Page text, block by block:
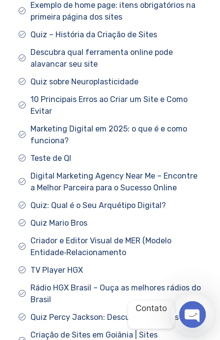
Exemplo de home page: itens obrigatórios na
primeira página dos sites
Quiz – História da Criação de Sites
Descubra qual ferramenta online pode
alavancar seu site
Quiz sobre Neuroplasticidade
10 Principais Erros ao Criar um Site e Como
Evitar
Marketing Digital em 2025: o que é e como
funciona?
Teste de QI
Digital Marketing Agency Near Me – Encontre
a Melhor Parceira para o Sucesso Online
Quiz: Qual é o Seu Arquétipo Digital?
Quiz Mario Bros
Criador e Editor Visual de MER (Modelo
Entidade‑Relacionamento
TV Player HGX
Rádio HGX Brasil – Ouça as melhores rádios do
Brasil
Quiz Percy Jackson: Descubra Seu Deus
Criação de Sites em Goiânia | Sites
Contato